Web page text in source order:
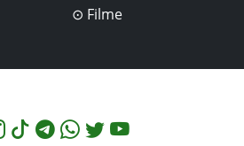
Filme